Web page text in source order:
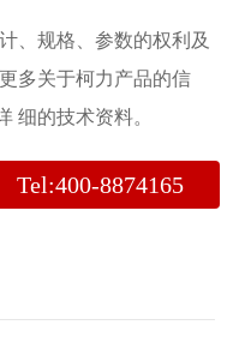
、规格、参数的权利及
多关于柯力产品的信
细的技术资料。
Tel:400-8874165